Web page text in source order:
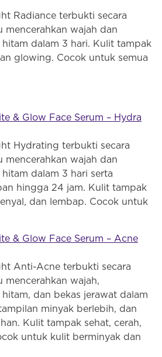
Radiance terbukti secara
mencerahkan wajah dan
hitam dalam 3 hari. Kulit tampak
glowing. Cocok untuk semua
& Glow Face Serum – Hydra
Hydrating terbukti secara
mencerahkan wajah dan
dalam 3 hari serta
hingga 24 jam. Kulit tampak
dan lembap. Cocok untuk
& Glow Face Serum – Acne
Anti-Acne terbukti secara
wajah,
dan bekas jerawat dalam
minyak berlebih, dan
Kulit tampak sehat, cerah,
untuk kulit berminyak dan